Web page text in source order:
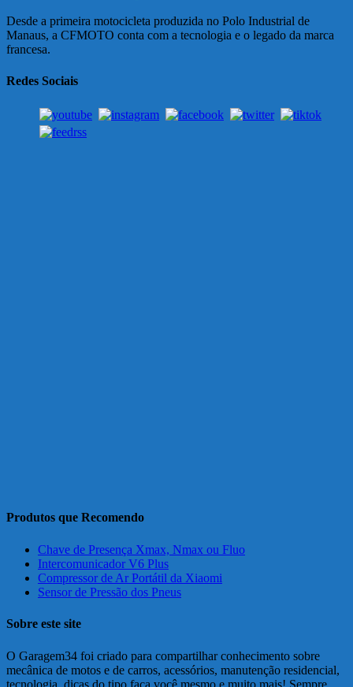
Desde a primeira motocicleta produzida no Polo Industrial de
Manaus, a CFMOTO conta com a tecnologia e o legado da marca
francesa.
Redes Sociais
Produtos que Recomendo
Chave de Presença Xmax, Nmax ou Fluo
Intercomunicador V6 Plus
Compressor de Ar Portátil da Xiaomi
Sensor de Pressão dos Pneus
Sobre este site
O Garagem34 foi criado para compartilhar conhecimento sobre
mecânica de motos e de carros, acessórios, manutenção residencial,
tecnologia, dicas do tipo faça você mesmo e muito mais! Sempre